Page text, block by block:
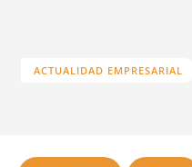
ACTUALIDAD EMPRESARIAL